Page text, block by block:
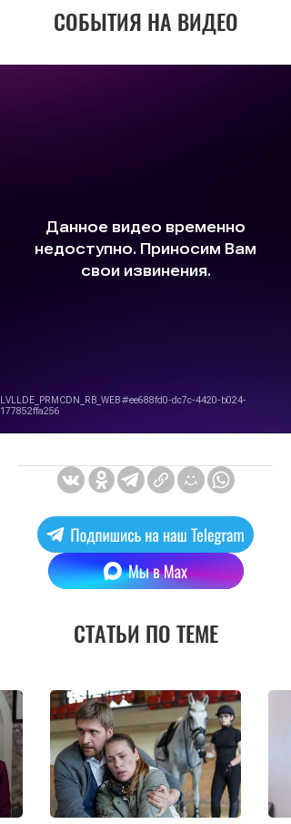
СОБЫТИЯ НА ВИДЕО
СТАТЬИ ПО ТЕМЕ